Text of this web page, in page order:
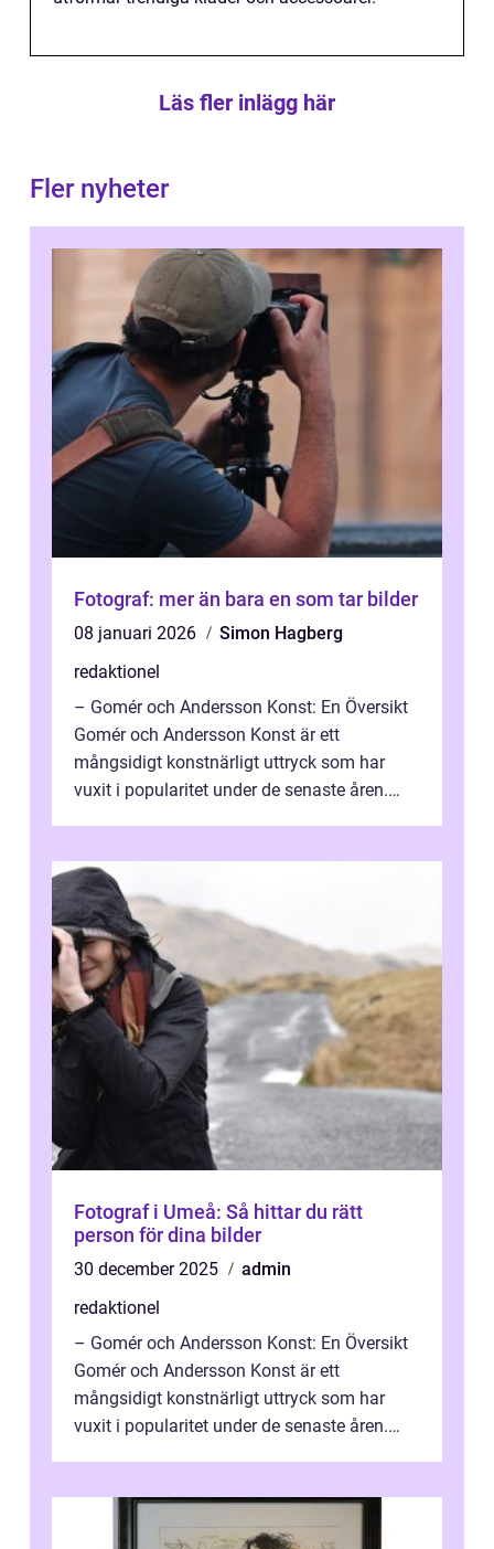
Läs fler inlägg här
Fler nyheter
Fotograf: mer än bara en som tar bilder
08 januari 2026
Simon Hagberg
redaktionel
– Gomér och Andersson Konst: En Översikt
Gomér och Andersson Konst är ett
mångsidigt konstnärligt uttryck som har
vuxit i popularitet under de senaste åren.
Fotograf i Umeå: Så hittar du rätt
person för dina bilder
30 december 2025
admin
redaktionel
– Gomér och Andersson Konst: En Översikt
Gomér och Andersson Konst är ett
mångsidigt konstnärligt uttryck som har
vuxit i popularitet under de senaste åren.